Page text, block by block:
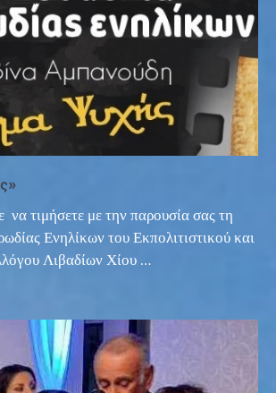
τιμήσετε με την παρουσία σας τη
Ενηλίκων του Εκπολιτιστικού και
Λιβαδίων Χίου …